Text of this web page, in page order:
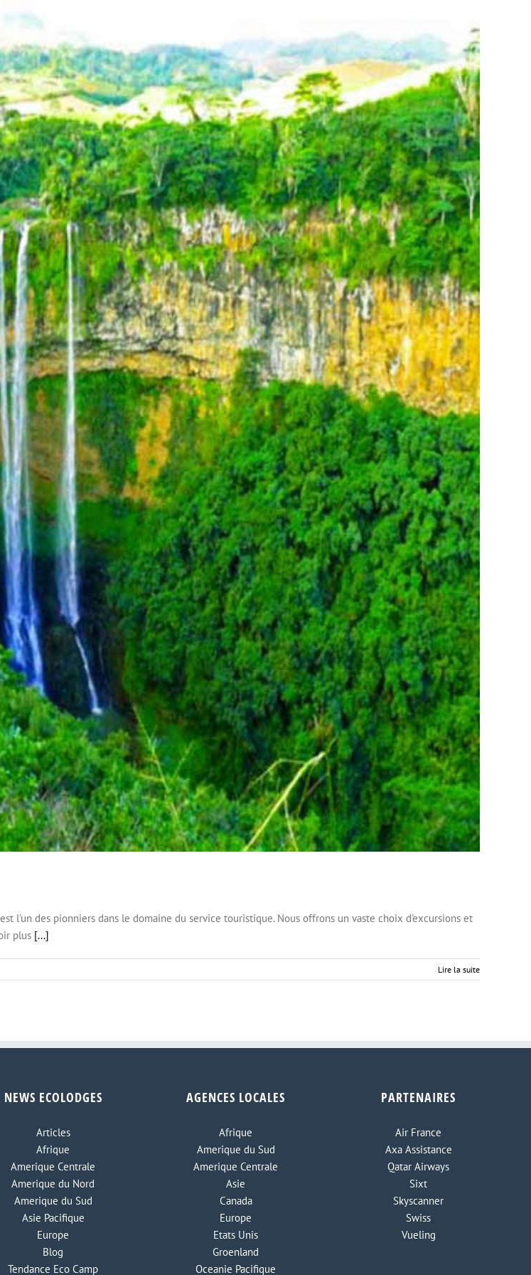
l'un des pionniers dans le domaine du service touristique. Nous offrons un vaste choix d'excursions et
plus [...]
Lire la suite
NEWS ECOLODGES
Articles
Afrique
Amerique Centrale
Amerique du Nord
Amerique du Sud
Asie Pacifique
Europe
Blog
Tendance Eco Camp
AGENCES LOCALES
Afrique
Amerique du Sud
Amerique Centrale
Asie
Canada
Europe
Etats Unis
Groenland
Oceanie Pacifique
PARTENAIRES
Air France
Axa Assistance
Qatar Airways
Sixt
Skyscanner
Swiss
Vueling